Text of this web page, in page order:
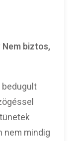
Nem biztos,
bedugult
nem mindig